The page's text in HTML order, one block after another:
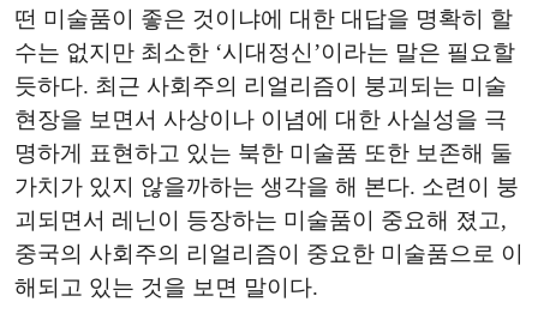
떤 미술품이 좋은 것이냐에 대한 대답을 명확히 할
수는 없지만 최소한 ‘시대정신’이라는 말은 필요할
듯하다. 최근 사회주의 리얼리즘이 붕괴되는 미술
현장을 보면서 사상이나 이념에 대한 사실성을 극
명하게 표현하고 있는 북한 미술품 또한 보존해 둘
가치가 있지 않을까하는 생각을 해 본다. 소련이 붕
괴되면서 레닌이 등장하는 미술품이 중요해 졌고,
중국의 사회주의 리얼리즘이 중요한 미술품으로 이
해되고 있는 것을 보면 말이다.